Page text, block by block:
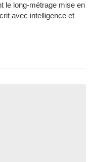
le long-métrage mise en
avec intelligence et